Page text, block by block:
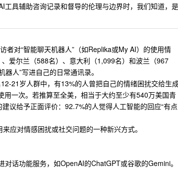
工具辅助咨询记录和督导的伦理与边界时，我们知道，是
对“智能聊天机器人”（如Replika或My AI）的使用情
爱尔兰（588名）、意大利（1,099名）和波兰（967
器人”写进自己的日常通讯录。
21岁人群中，有13%的人曾把自己的情绪困扰交给生
一次。若推算至全美，相当于大约至少有540万美国青
议给予正面评价：92.7%的人觉得人工智能的回应“有点
应对情感困扰或社交问题的一种新兴方式。
话功能服务，如OpenAI的ChatGPT或谷歌的Gemini。